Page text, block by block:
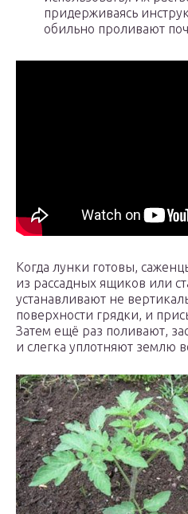
придерживаясь
обильно проливают
Когда лунки готовы,
из рассадных ящиков или
устанавливают не
поверхности грядки, и
Затем ещё раз поливают,
и слегка уплотняют землю